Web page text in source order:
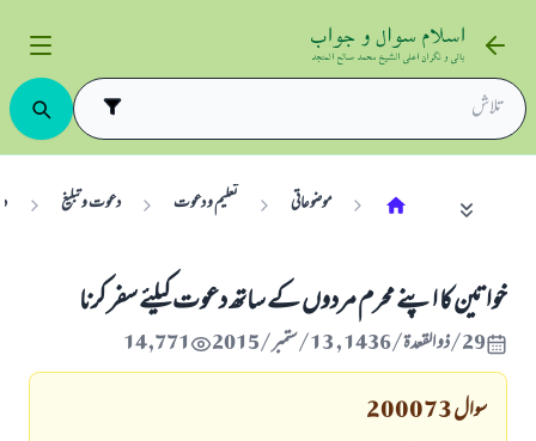
موضوعاتی تعلیم و دعوت دعوت و تبلیغ
خواتین کا اپنے محرم مردوں کے ساتھ دعوت کیلئے سفر کرنا
29/ذو القعدة/1436 , 13/ستمبر/2015 14,771
سوال200073